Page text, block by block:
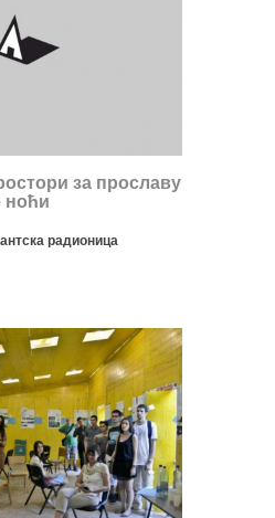
за прославу
ноћи
радионица